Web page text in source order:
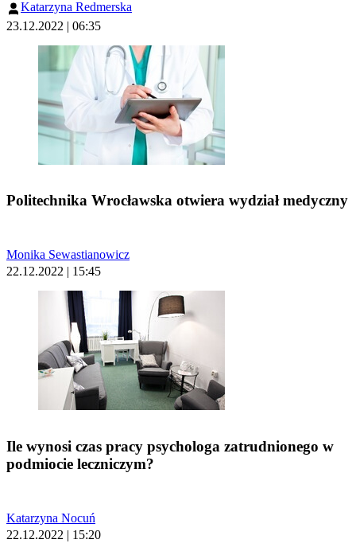
Katarzyna Redmerska
23.12.2022 | 06:35
Politechnika Wrocławska otwiera wydział medyczny
Monika Sewastianowicz
22.12.2022 | 15:45
Ile wynosi czas pracy psychologa zatrudnionego w
podmiocie leczniczym?
Katarzyna Nocuń
22.12.2022 | 15:20